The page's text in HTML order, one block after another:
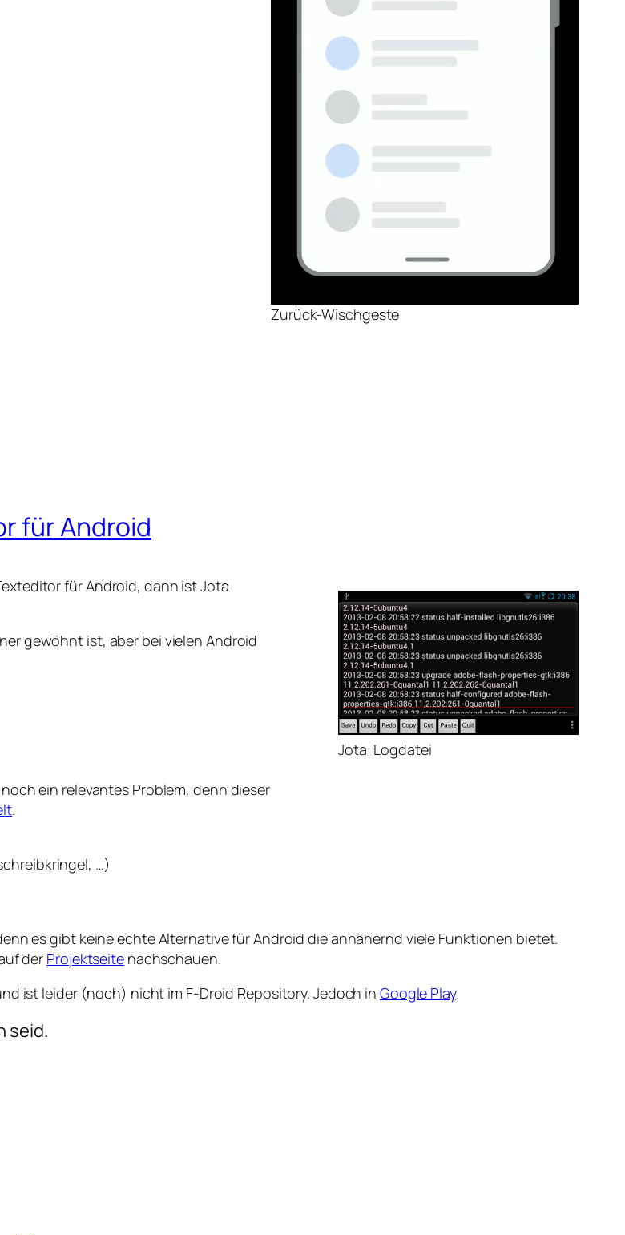
Zurück-Wischgeste
für Android
Jota: Logdatei
für Android, dann ist Jota
gewöhnt ist, aber bei vielen Android
ein relevantes Problem, denn dieser
.
…)
es gibt keine echte Alternative für Android die annähernd viele Funktionen bietet.
der Projektseitenachschauen.
ist leider (noch) nicht im F-Droid Repository. Jedoch in Google Play.
seid.